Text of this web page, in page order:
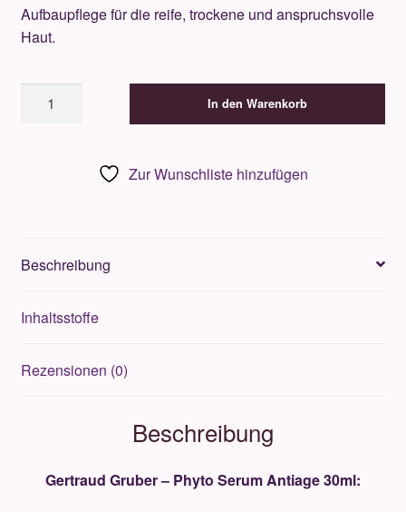
Aufbaupflege für die reife, trockene und anspruchsvolle
Haut.
Gruber
In den Warenkorb
Zur Wunschliste hinzufügen
Beschreibung
Inhaltsstoffe
Rezensionen (0)
Beschreibung
Gertraud Gruber – Phyto Serum Antiage 30ml: